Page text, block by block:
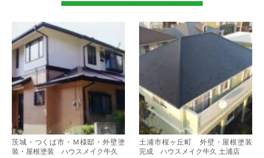
茨城・つくば市・Ｍ様邸・外壁塗
装・屋根塗装 ハウスメイク牛久
土浦市桜ヶ丘町 外壁・屋根塗装
完成 ハウスメイク牛久 土浦店